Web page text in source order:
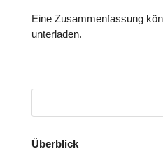
Eine Zusam­men­fas­sung
un­ter­la­den.
Überblick